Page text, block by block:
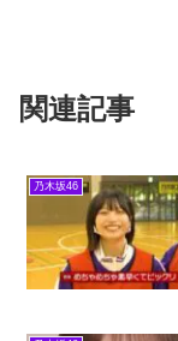
関連記事
乃木坂46